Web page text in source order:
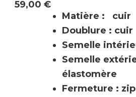
59,00 €
Matière : cuir
Doublure : cuir
Semelle
Semelle
élastomère
Fermeture :